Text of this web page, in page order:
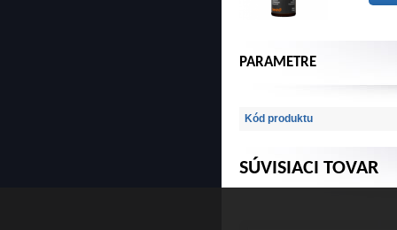
PARAMETRE
Kód produktu
SÚVISIACI TOVAR